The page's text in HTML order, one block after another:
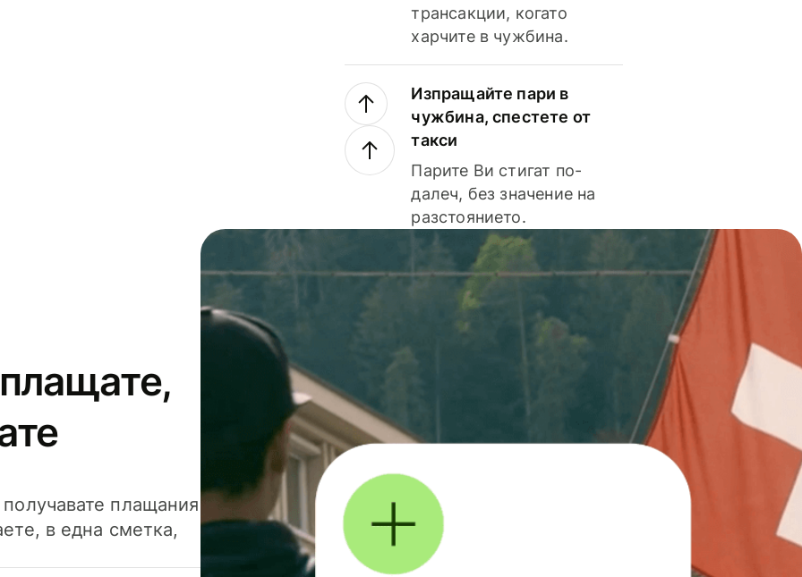
трансакции, когато
харчите в чужбина.
Изпращайте пари в
чужбина, спестете от
такси
Парите Ви стигат по-
далеч, без значение на
разстоянието.
плащания
в една сметка,